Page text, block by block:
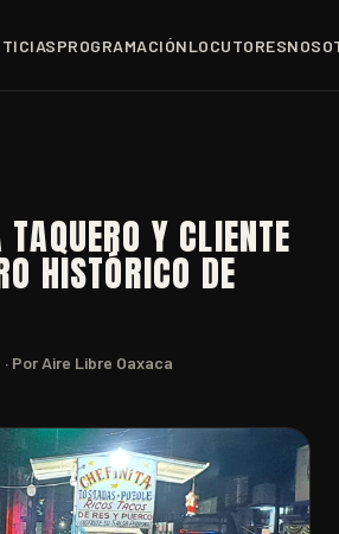
PROGRAMACIÓNLOCUTORES
Y CLIENTE
HISTÓRICO DE
· Por Aire Libre Oaxaca